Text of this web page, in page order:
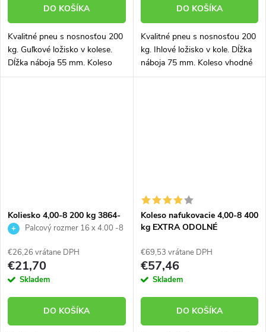
DO KOŠÍKA
Kvalitné pneu s nosnosťou 200
kg. Guľkové ložisko v kolese.
Dĺžka náboja 55 mm. Koleso
vhodné aj na stavebný fúrik
DO KOŠÍKA
Kvalitné pneu s nosnosťou 200
kg. Ihlové ložisko v kole. Dĺžka
náboja 75 mm. Koleso vhodné
aj na stavebný fúrik
Koliesko 4,00-8 200 kg 3864-
02
Palcový rozmer 16 x 4.00 -8
€26,26 vrátane DPH
€21,70
Skladem
DO KOŠÍKA
Koleso nafukovacie 4,00-8 400
kg EXTRA ODOLNÉ
€69,53 vrátane DPH
€57,46
Skladem
DO KOŠÍKA